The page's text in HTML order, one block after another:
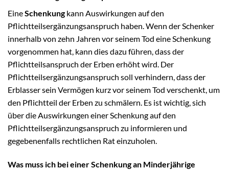
EineSchenkungkann Auswirkungen auf den
Pflichtteilsergänzungsanspruch haben. Wenn der Schenker
innerhalb von zehn Jahren vor seinem Tod eine Schenkung
vorgenommen hat, kann dies dazu führen, dass der
Pflichtteilsanspruch der Erben erhöht wird. Der
Pflichtteilsergänzungsanspruch soll verhindern, dass der
Erblasser sein Vermögen kurz vor seinem Tod verschenkt, um
den Pflichtteil der Erben zu schmälern. Es ist wichtig, sich
über die Auswirkungen einer Schenkung auf den
Pflichtteilsergänzungsanspruch zu informieren und
gegebenenfalls rechtlichen Rat einzuholen.
Was muss ich bei einer Schenkung an Minderjährige